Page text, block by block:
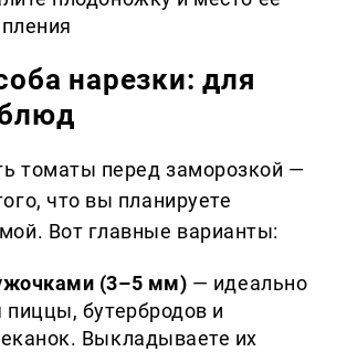
нарезки: для
томаты перед заморозкой —
что вы планируете
Вот главные варианты:
(3–5 мм) — идеально
пиццы, бутербродов и
Выкладываете их